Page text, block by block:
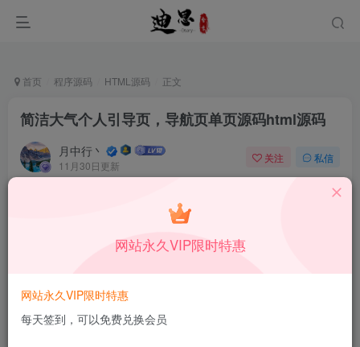
首页 程序源码 HTML源码 正文
简洁大气个人引导页，导航页单页源码html源码
月中行丶
11月30日更新
关注 私信
简洁大气个人引导页，导航页单页源码html源码
此内容为免费资源，请登录后查看
更新及时
网站永久VIP限时特惠
网站永久VIP限时特惠
每天签到，可以免费兑换会员